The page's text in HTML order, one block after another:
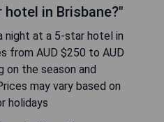
in Brisbane?"
night at a 5-star hotel in
from AUD $250 to AUD
on the season and
may vary based on
holidays